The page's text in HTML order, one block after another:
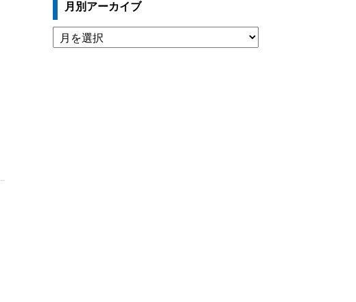
ー
一
覧
月別アーカイブ
月
別